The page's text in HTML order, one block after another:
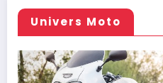
Univers Moto